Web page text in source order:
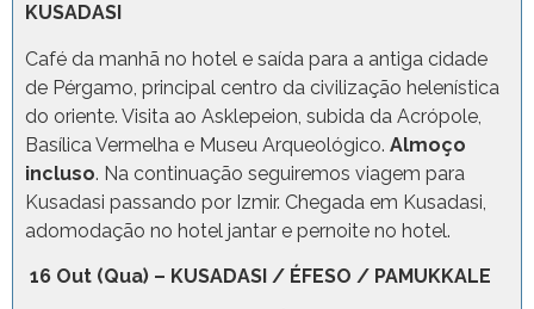
KUSADASI
Café da manhã no hotel e saída para a antiga cidade
de Pérgamo, principal centro da civilização helenística
do oriente. Visita ao Asklepeion, subida da Acrópole,
Basílica Vermelha e Museu Arqueológico. Almoço
incluso. Na continuação seguiremos viagem para
Kusadasi passando por Izmir. Chegada em Kusadasi,
adomodação no hotel jantar e pernoite no hotel.
16 Out (Qua) – KUSADASI / ÉFESO / PAMUKKALE